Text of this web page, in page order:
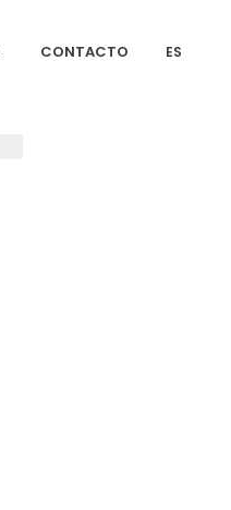
CONTACTO ES